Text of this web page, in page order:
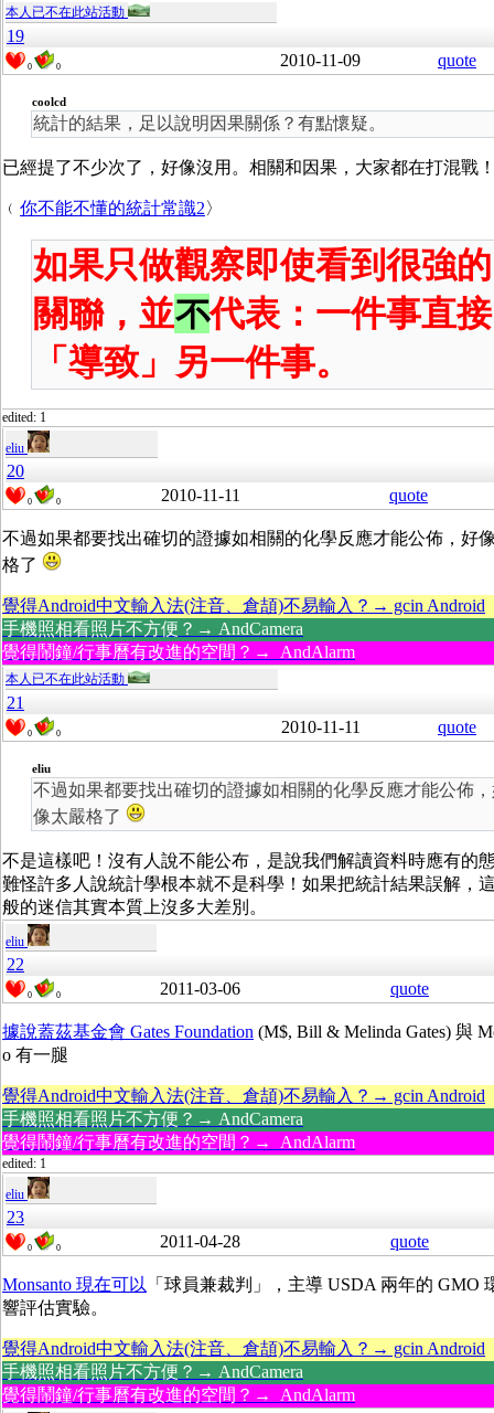
本人已不在此站活動
19
0 0 2010-11-09 quote
coolcd
統計的結果，足以說明因果關係？有點懷疑。
已經提了不少次了，好像沒用。相關和因果，大家都在打混戰
﹙ 你不能不懂的統計常識2〉
如果只做觀察即使看到很強的
關聯，並不代表：一件事直接
「導致」另一件事。
edited: 1
eliu
20
0 0 2010-11-11 quote
不過如果都要找出確切的證據如相關的化學反應才能公佈，好
格了
覺得Android中文輸入法(注音、倉頡)不易輸入？→ gcin Android
手機照相看照片不方便？→ AndCamera
覺得鬧鐘/行事曆有改進的空間？→ AndAlarm
本人已不在此站活動
21
0 0 2010-11-11 quote
eliu
不過如果都要找出確切的證據如相關的化學反應才能公佈
像太嚴格了
不是這樣吧！沒有人說不能公布，是說我們解讀資料時應有的
難怪許多人說統計學根本就不是科學！如果把統計結果誤解，
般的迷信其實本質上沒多大差別。
eliu
22
0 0 2011-03-06 quote
據說蓋茲基金會 Gates Foundation (M$, Bill & Melinda Gates) 與
o 有一腿
覺得Android中文輸入法(注音、倉頡)不易輸入？→ gcin Android
手機照相看照片不方便？→ AndCamera
覺得鬧鐘/行事曆有改進的空間？→ AndAlarm
edited: 1
eliu
23
0 0 2011-04-28 quote
Monsanto 現在可以 「球員兼裁判」，主導 USDA 兩年的 GMO
響評估實驗。
覺得Android中文輸入法(注音、倉頡)不易輸入？→ gcin Android
手機照相看照片不方便？→ AndCamera
覺得鬧鐘/行事曆有改進的空間？→ AndAlarm